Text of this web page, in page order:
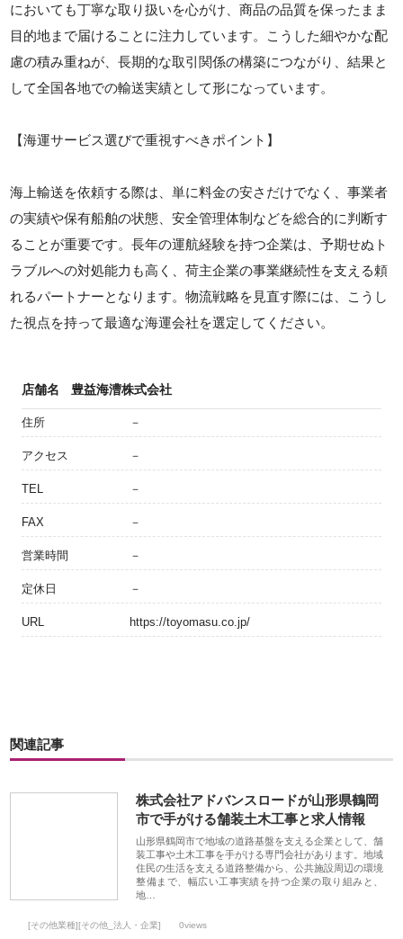
においても丁寧な取り扱いを心がけ、商品の品質を保ったまま
目的地まで届けることに注力しています。こうした細やかな配
慮の積み重ねが、長期的な取引関係の構築につながり、結果と
して全国各地での輸送実績として形になっています。
【海運サービス選びで重視すべきポイント】
海上輸送を依頼する際は、単に料金の安さだけでなく、事業者
の実績や保有船舶の状態、安全管理体制などを総合的に判断す
ることが重要です。長年の運航経験を持つ企業は、予期せぬト
ラブルへの対処能力も高く、荷主企業の事業継続性を支える頼
れるパートナーとなります。物流戦略を見直す際には、こうし
た視点を持って最適な海運会社を選定してください。
店舗名 豊益海漕株式会社
住所 －
アクセス －
TEL －
FAX －
営業時間 －
定休日 －
URL https://toyomasu.co.jp/
関連記事
株式会社アドバンスロードが山形県鶴岡
市で手がける舗装土木工事と求人情報
山形県鶴岡市で地域の道路基盤を支える企業として、舗
装工事や土木工事を手がける専門会社があります。地域
住民の生活を支える道路整備から、公共施設周辺の環境
整備まで、幅広い工事実績を持つ企業の取り組みと、
地…
[その他業種][その他_法人・企業] 0views